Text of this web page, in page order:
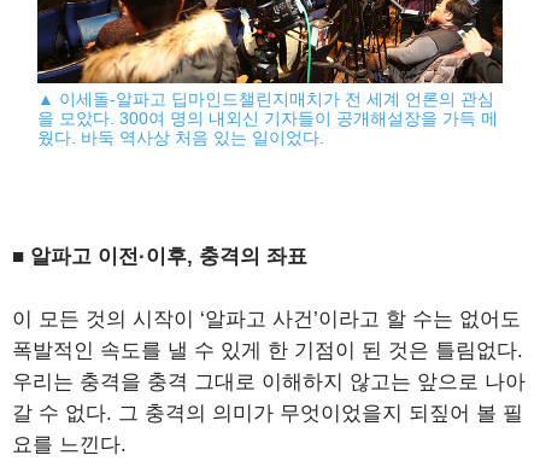
▲ 이세돌-알파고 딥마인드챌린지매치가 전 세계 언론의 관심
을 모았다. 300여 명의 내외신 기자들이 공개해설장을 가득 메
웠다. 바둑 역사상 처음 있는 일이었다.
■ 알파고 이전·이후, 충격의 좌표
이 모든 것의 시작이 ‘알파고 사건’이라고 할 수는 없어도
폭발적인 속도를 낼 수 있게 한 기점이 된 것은 틀림없다.
우리는 충격을 충격 그대로 이해하지 않고는 앞으로 나아
갈 수 없다. 그 충격의 의미가 무엇이었을지 되짚어 볼 필
요를 느낀다.